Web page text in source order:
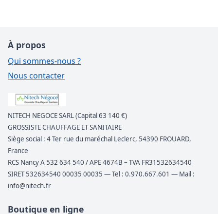
À propos
Qui sommes-nous ?
Nous contacter
NITECH NEGOCE SARL (Capital 63 140 €)
GROSSISTE CHAUFFAGE ET SANITAIRE
Siège social : 4 Ter rue du maréchal Leclerc, 54390 FROUARD,
France
RCS Nancy A 532 634 540 / APE 4674B – TVA FR31532634540
SIRET 532634540 00035 00035 — Tel : 0.970.667.601 — Mail :
info@nitech.fr
Boutique en ligne